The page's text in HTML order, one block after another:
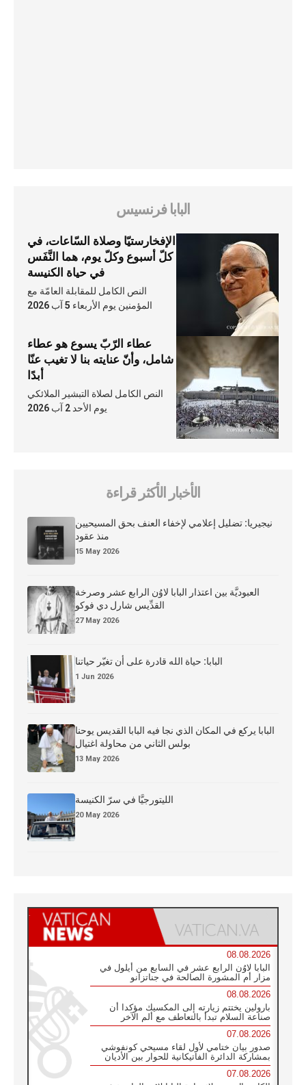
البابا فرنسيس
الإفخارستيّا وصلاة السّاعات، في
كلّ أسبوع وكلّ يوم، هما النَّفَس
في حياة الكنيسة
النص الكامل للمقابلة العامّة مع
المؤمنين يوم الأربعاء 5 آب 2026
عطاء الرّبّ يسوع هو عطاء
شامل، وأنّ عنايته بنا لا تغيب عنّا
أبدًا
النص الكامل لصلاة التبشير الملائكي
يوم الأحد 2 آب 2026
الأخبار الأكثر قراءة
نيجيريا: تضليل إعلامي لإخفاء العنف بحق المسيحيين
منذ عقود
15 May 2026
العبوديَّة بين اعتذار البابا لاوُن الرابع عشر وصرخة
القدِّيس شارل دي فوكو
27 May 2026
البابا: حياة الله قادرة على أن تغيّر حياتنا
1 Jun 2026
البابا يركع في المكان الذي نجا فيه البابا القديس يوحنا
بولس الثاني من محاولة اغتيال
13 May 2026
الليتورجيَّا في سرّ الكنيسة
20 May 2026
08.08.2026
البابا لاوُن الرابع عشر في السابع من أيلول في
مزار أم المشورة الصالحة في جناتزانو
08.08.2026
بارولين يختتم زيارته إلى المكسيك مؤكدا أن
صناعة السلام تبدأ بالتعاطف مع ألم الآخر
07.08.2026
صدور بيان ختامي لأول لقاء مسيحي كونفوشي
بمشاركة الدائرة الفاتيكانية للحوار بين الأديان
07.08.2026